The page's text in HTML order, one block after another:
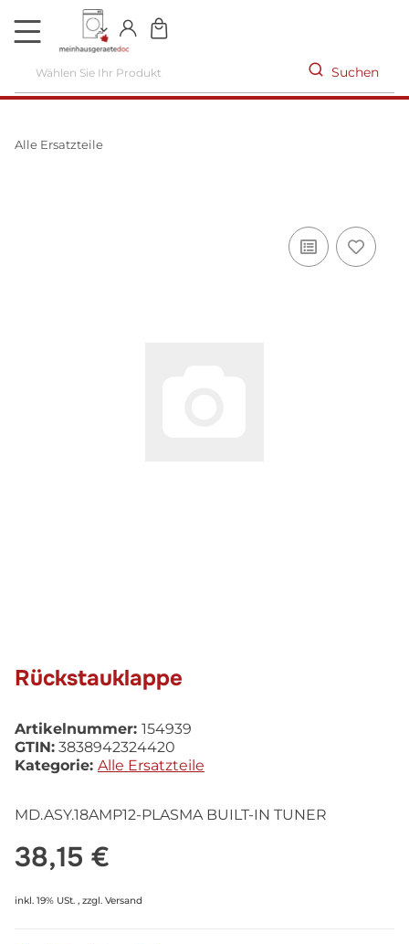
DE
Suchen
Alle Ersatzteile
Rückstauklappe
Artikelnummer: 154939
GTIN: 3838942324420
Kategorie: Alle Ersatzteile
MD.ASY.18AMP12-PLASMA BUILT-IN TUNER
38,15 €
inkl. 19% USt. , zzgl. Versand